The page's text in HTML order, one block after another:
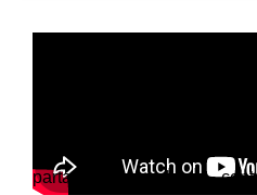
partage mon blog